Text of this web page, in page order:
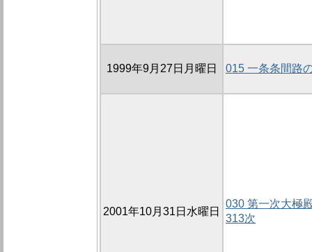
1999年9月27日月曜日 015 一条条間路
2001年10月31日水曜日
030 第一次大極
313次